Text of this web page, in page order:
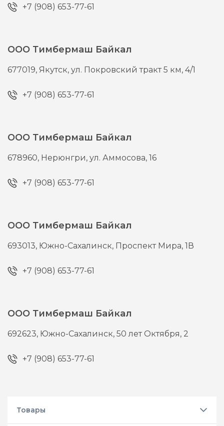
+7 (908) 653-77-61
ООО Тимбермаш Байкал
677019, Якутск,ул. Покровский тракт 5 км, 4/1
+7 (908) 653-77-61
ООО Тимбермаш Байкал
678960, Нерюнгри,ул. Аммосова, 16
+7 (908) 653-77-61
ООО Тимбермаш Байкал
693013, Южно-Сахалинск, Проспект Мира, 1В
+7 (908) 653-77-61
ООО Тимбермаш Байкал
692623, Южно-Сахалинск,50 лет Октября, 2
+7 (908) 653-77-61
Товары